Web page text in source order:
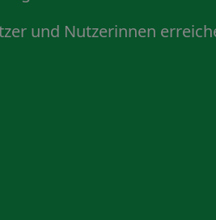
und Nutzerinnen